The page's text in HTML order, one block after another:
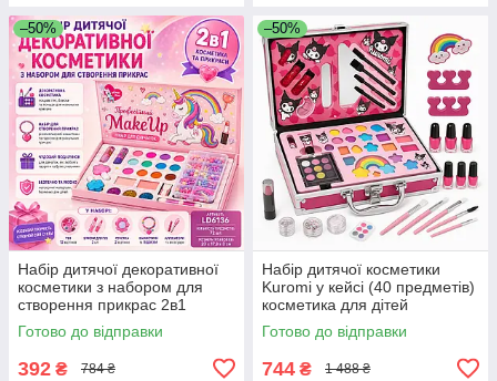
–50%
Набір дитячої декоративної
косметики з набором для
створення прикрас 2в1
MakeUp Набір для дівчаток
BC-25
Готово до відправки
392 ₴ 784 ₴
–50%
Набір дитячої косметики
Kuromi у кейсі (40 предметів)
косметика для дітей
косметика дитяча YF-93
Готово до відправки
744 ₴ 1 488 ₴